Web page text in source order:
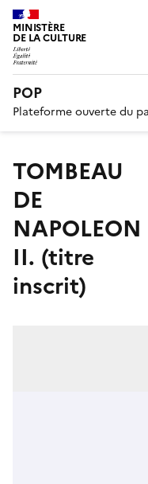
MINISTÈRE
DE LA CULTURE
POP
Plateforme ouverte du
TOMBEAU
DE
NAPOLEON
II. (titre
inscrit)